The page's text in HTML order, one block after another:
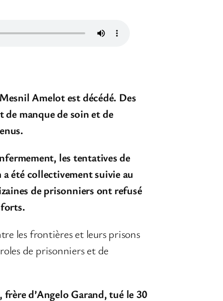
Amelot est décédé. Des
de manque de soin et de
les tentatives de
été collectivement suivie au
de prisonniers ont refusé
les frontières et leurs prisons
de prisonniers et de
d’Angelo Garand, tué le 30